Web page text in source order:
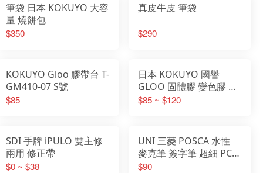
筆袋 日本 KOKUYO 大容
量 燒餅包
$350
真皮牛皮 筆袋
$290
KOKUYO Gloo 膠帶台 T-
GM410-07 S號
$85
日本 KOKUYO 國譽
GLOO 固體膠 變色膠 直
角膠
$85 ~ $120
SDI 手牌 iPULO 雙主修
兩用 修正帶
$0 ~ $38
UNI 三菱 POSCA 水性
麥克筆 簽字筆 超細 PC-
3M 級細PC-1M
$90